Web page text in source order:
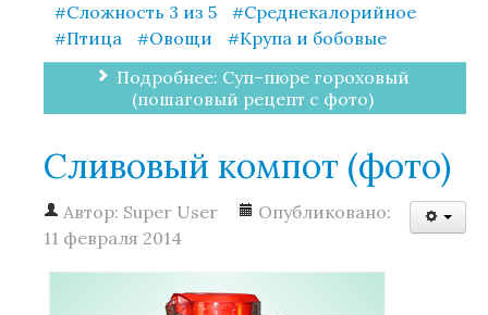
Сложность 3 из 5
Среднекалорийное
Птица
Овощи
Крупа и бобовые
Подробнее: Суп–пюре гороховый
(пошаговый рецепт с фото)
Сливовый компот (фото)
Автор: Super User
Опубликовано:
11 февраля 2014